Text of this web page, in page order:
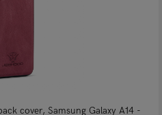
cover, Samsung Galaxy A14 -